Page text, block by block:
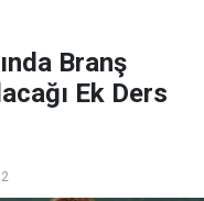
Branş
Ek Ders